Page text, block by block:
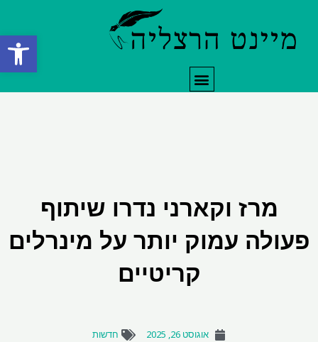
פתח
תפריט
מרז וקארני נדרו שיתוף
פעולה עמוק יותר על מינרלים
קריטיים
אוגוסט 26, 2025 חדשות